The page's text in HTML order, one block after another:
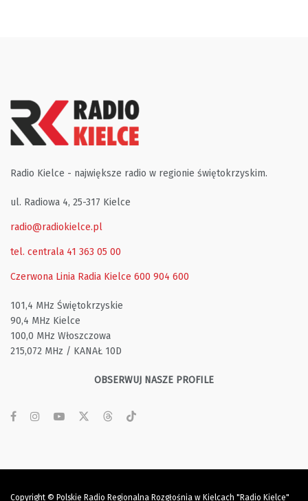
Radio Kielce - największe radio w regionie świętokrzyskim.
ul. Radiowa 4, 25-317 Kielce
radio@radiokielce.pl
tel. centrala 41 363 05 00
Czerwona Linia Radia Kielce 600 904 600
101,4 MHz Świętokrzyskie
90,4 MHz Kielce
100,0 MHz Włoszczowa
215,072 MHz / KANAŁ 10D
OBSERWUJ NASZE PROFILE
Copyright © Polskie Radio Regionalna Rozgłośnia w Kielcach "Radio Kielce"